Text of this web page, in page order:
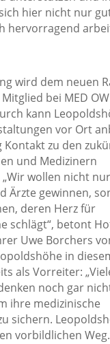
hier nicht nur
hervorragend
wird dem neuen
bei MED
kann
vor Ort
Kontakt zu den
und Medizinern
wollen nicht nur
Ärzte gewinnen,
deren Herz für
schlägt“, betont
Uwe Borchers
in
als Vorreiter:
noch gar
ihre medizinische
sichern.
vorbildlichen